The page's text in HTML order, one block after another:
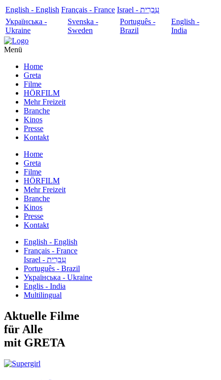
English - English Français - France
עִבְרִית - Israel
Українська -
Ukraine
Svenska -
Sweden
Português -
Brazil
English -
India
Menü
Home
Greta
Filme
HÖRFILM
Mehr Freizeit
Branche
Kinos
Presse
Kontakt
Home
Greta
Filme
HÖRFILM
Mehr Freizeit
Branche
Kinos
Presse
Kontakt
English - English
Français - France
עִבְרִית - Israel
Português - Brazil
Українська - Ukraine
Englis - India
Multilingual
Aktuelle Filme
für Alle
mit GRETA